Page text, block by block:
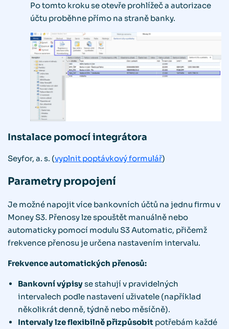
Po tomto kroku se otevře prohlížeč a autorizace
účtu proběhne přímo na straně banky.
Instalace pomocí integrátora
Seyfor, a. s. (vyplnit poptávkový formulář)
Parametry propojení
Je možné napojit více bankovních účtů na jednu firmu v
Money S3. Přenosy lze spouštět manuálně nebo
automaticky pomocí modulu S3 Automatic, přičemž
frekvence přenosu je určena nastavením intervalu.
Frekvence automatických přenosů:
Bankovní výpisyse stahují v pravidelných
intervalech podle nastavení uživatele (například
několikrát denně, týdně nebo měsíčně).
Intervaly lze flexibilně přizpůsobit potřebám každé